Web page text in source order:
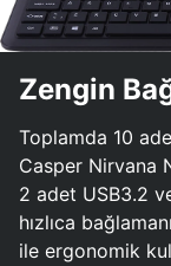
Zengin
Toplamda 10
Casper Nirvana
2 adet USB3.2
hızlıca
ile ergonomik